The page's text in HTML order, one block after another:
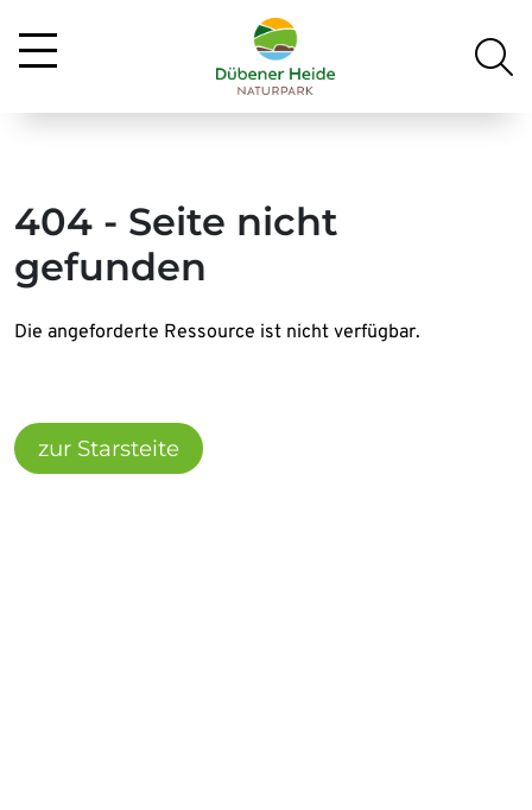
404 - Seite nicht
gefunden
Die angeforderte Ressource ist nicht verfügbar.
zur Starsteite